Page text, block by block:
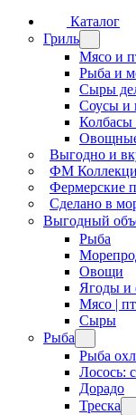
Каталог
Гриль
Мясо и
Рыба и
Сыры
Соусы и
Колбасы
Выгодно и
ФМ
Фермерские
Сделано в
Выгодный
Рыба
Овощи
Ягоды и
Мясо |
Сыры
Рыба
Рыба
Лосось:
Дорадо
Треска